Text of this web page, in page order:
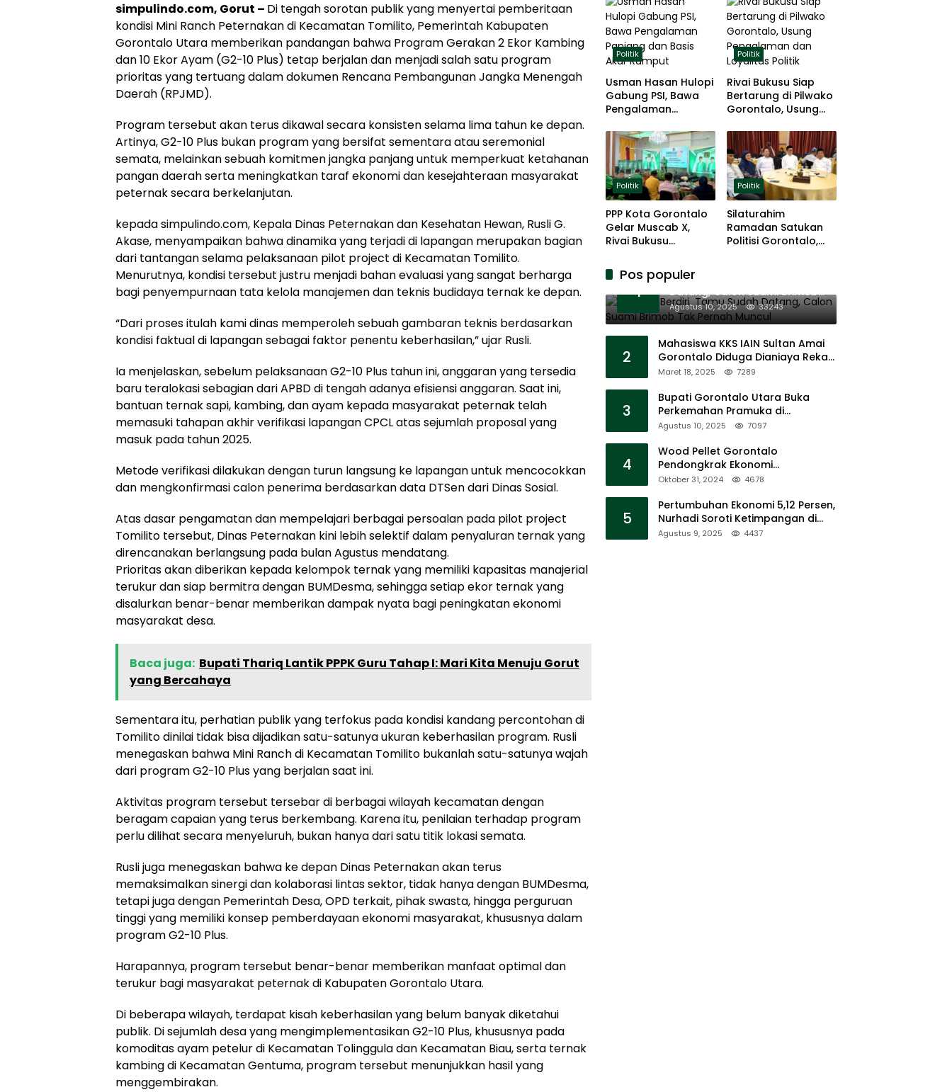
simpulindo.com, Gorut – Di tengah sorotan publik yang menyertai pemberitaan
kondisi Mini Ranch Peternakan di Kecamatan Tomilito, Pemerintah Kabupaten
Gorontalo Utara memberikan pandangan bahwa Program Gerakan 2 Ekor Kambing
dan 10 Ekor Ayam (G2-10 Plus) tetap berjalan dan menjadi salah satu program
prioritas yang tertuang dalam dokumen Rencana Pembangunan Jangka Menengah
Daerah (RPJMD).
Program tersebut akan terus dikawal secara konsisten selama lima tahun ke depan.
Artinya, G2-10 Plus bukan program yang bersifat sementara atau seremonial
semata, melainkan sebuah komitmen jangka panjang untuk memperkuat ketahanan
pangan daerah serta meningkatkan taraf ekonomi dan kesejahteraan masyarakat
peternak secara berkelanjutan.
kepada simpulindo.com, Kepala Dinas Peternakan dan Kesehatan Hewan, Rusli G.
Akase, menyampaikan bahwa dinamika yang terjadi di lapangan merupakan bagian
dari tantangan selama pelaksanaan pilot project di Kecamatan Tomilito.
Menurutnya, kondisi tersebut justru menjadi bahan evaluasi yang sangat berharga
bagi penyempurnaan tata kelola manajemen dan teknis budidaya ternak ke depan.
“Dari proses itulah kami dinas memperoleh sebuah gambaran teknis berdasarkan
kondisi faktual di lapangan sebagai faktor penentu keberhasilan,” ujar Rusli.
Ia menjelaskan, sebelum pelaksanaan G2-10 Plus tahun ini, anggaran yang tersedia
baru teralokasi sebagian dari APBD di tengah adanya efisiensi anggaran. Saat ini,
bantuan ternak sapi, kambing, dan ayam kepada masyarakat peternak telah
memasuki tahapan akhir verifikasi lapangan CPCL atas sejumlah proposal yang
masuk pada tahun 2025.
Metode verifikasi dilakukan dengan turun langsung ke lapangan untuk mencocokkan
dan mengkonfirmasi calon penerima berdasarkan data DTSen dari Dinas Sosial.
Atas dasar pengamatan dan mempelajari berbagai persoalan pada pilot project
Tomilito tersebut, Dinas Peternakan kini lebih selektif dalam penyaluran ternak yang
direncanakan berlangsung pada bulan Agustus mendatang.
Prioritas akan diberikan kepada kelompok ternak yang memiliki kapasitas manajerial
terukur dan siap bermitra dengan BUMDesma, sehingga setiap ekor ternak yang
disalurkan benar-benar memberikan dampak nyata bagi peningkatan ekonomi
masyarakat desa.
Baca juga: Bupati Thariq Lantik PPPK Guru Tahap I: Mari Kita Menuju Gorut
yang Bercahaya
Sementara itu, perhatian publik yang terfokus pada kondisi kandang percontohan di
Tomilito dinilai tidak bisa dijadikan satu-satunya ukuran keberhasilan program. Rusli
menegaskan bahwa Mini Ranch di Kecamatan Tomilito bukanlah satu-satunya wajah
dari program G2-10 Plus yang berjalan saat ini.
Aktivitas program tersebut tersebar di berbagai wilayah kecamatan dengan
beragam capaian yang terus berkembang. Karena itu, penilaian terhadap program
perlu dilihat secara menyeluruh, bukan hanya dari satu titik lokasi semata.
Rusli juga menegaskan bahwa ke depan Dinas Peternakan akan terus
memaksimalkan sinergi dan kolaborasi lintas sektor, tidak hanya dengan BUMDesma,
tetapi juga dengan Pemerintah Desa, OPD terkait, pihak swasta, hingga perguruan
tinggi yang memiliki konsep pemberdayaan ekonomi masyarakat, khususnya dalam
program G2-10 Plus.
Harapannya, program tersebut benar-benar memberikan manfaat optimal dan
terukur bagi masyarakat peternak di Kabupaten Gorontalo Utara.
Di beberapa wilayah, terdapat kisah keberhasilan yang belum banyak diketahui
publik. Di sejumlah desa yang mengimplementasikan G2-10 Plus, khususnya pada
komoditas ayam petelur di Kecamatan Tolinggula dan Kecamatan Biau, serta ternak
kambing di Kecamatan Gentuma, program tersebut menunjukkan hasil yang
menggembirakan.
Politik
Usman Hasan Hulopi
Gabung PSI, Bawa
Pengalaman
Akar Rumput
Politik
Rivai Bukusu Siap
Bertarung di Pilwako
Gorontalo, Usung
Loyalitas Politik
Politik
PPP Kota Gorontalo
Gelar Muscab X,
Rivai Bukusu
Lanjutkan
Kepemimpinan
Politik
Silaturahim
Ramadan Satukan
Politisi Gorontalo,
Pos populer
1
11 Tenda Berdiri, Tamu Sudah
Datang, Calon Suami Brimob
Tak Pernah Muncul
Agustus 10, 2025 33243
2
Mahasiswa KKS IAIN Sultan Amai
Gorontalo Diduga Dianiaya Rekan
Sendiri di Popayato Barat
Maret 18, 2025 7289
3
Bupati Gorontalo Utara Buka
Perkemahan Pramuka di
Sumalata
Agustus 10, 2025 7097
4
Wood Pellet Gorontalo
Pendongkrak Ekonomi
Masyarakat Dan Mendorong
Oktober 31, 2024 4678
5
Pertumbuhan Ekonomi 5,12 Persen,
Nurhadi Soroti Ketimpangan di
Lapangan
Agustus 9, 2025 4437